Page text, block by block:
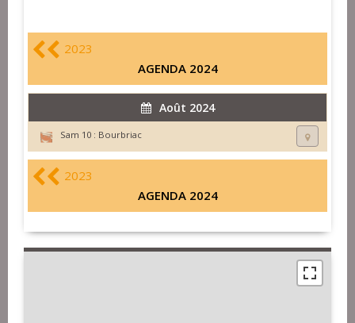
2023
AGENDA 2024
Août 2024
Sam 10 : Bourbriac
2023
AGENDA 2024